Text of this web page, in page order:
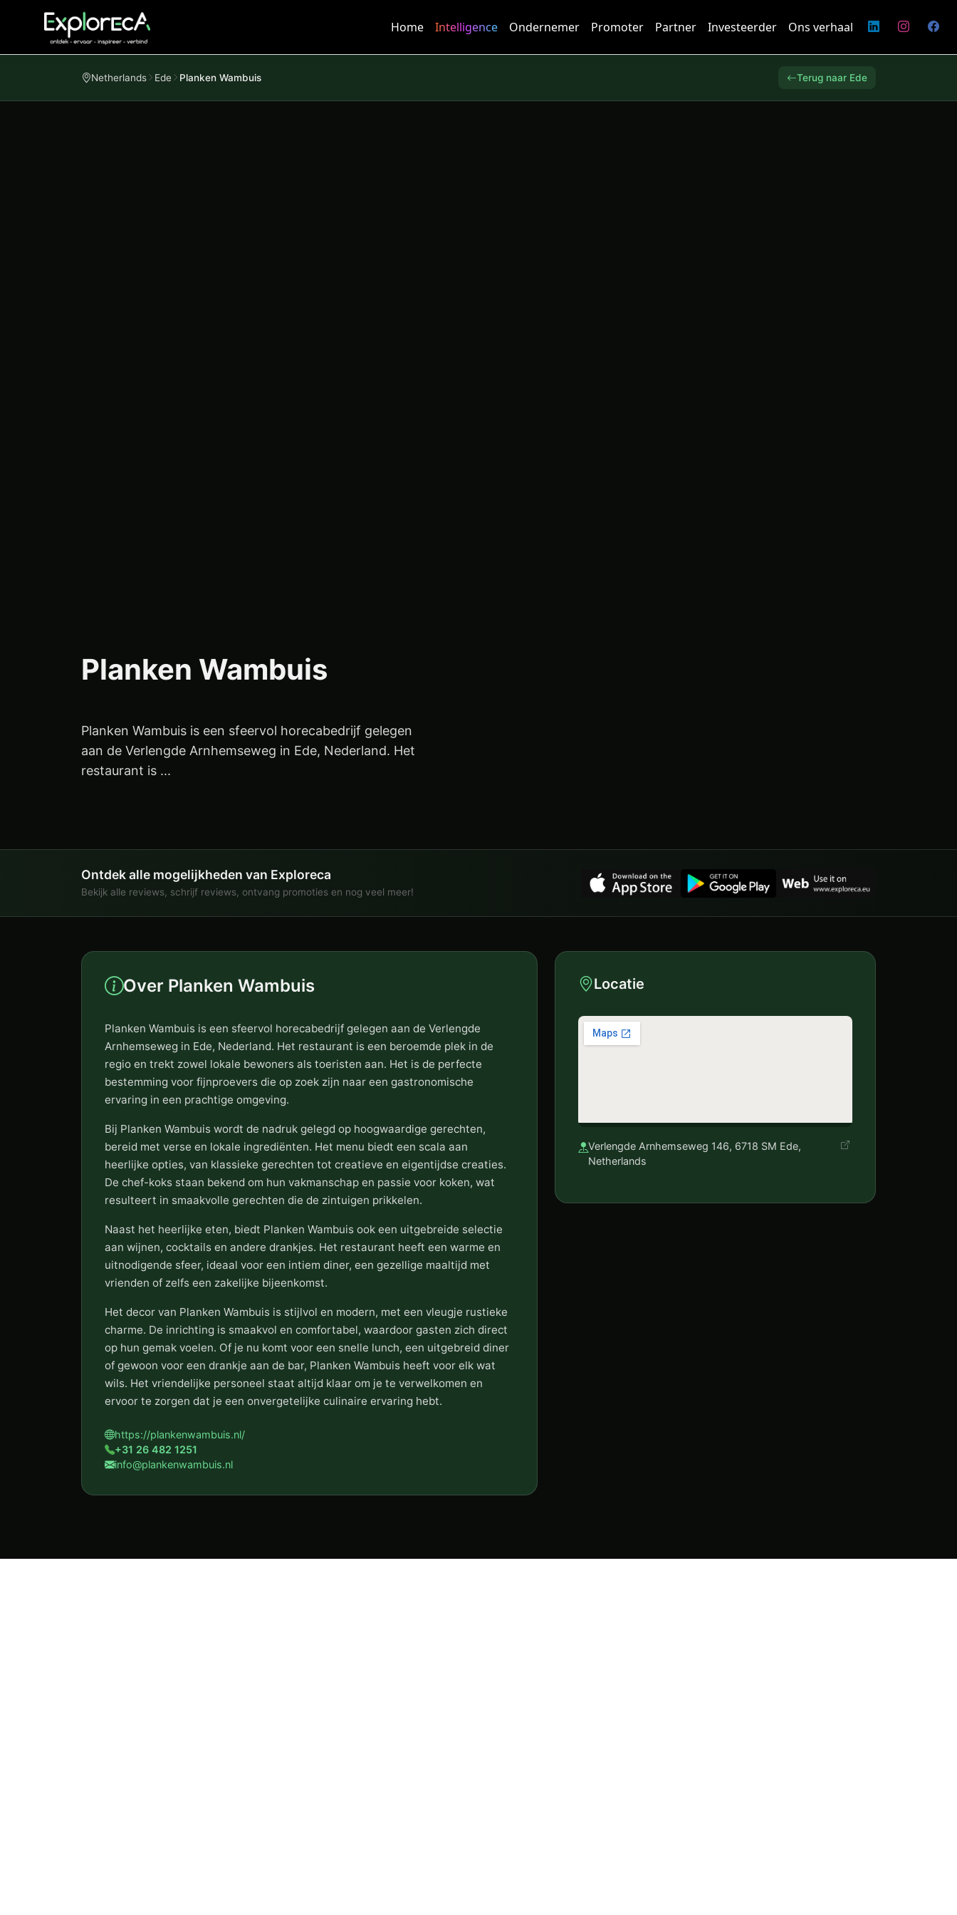
Home Intelligence Ondernemer Promoter Partner Investeerder Ons verhaal
Netherlands Ede Planken Wambuis Terug naar Ede
Planken Wambuis
Planken Wambuis is een sfeervol horecabedrijf gelegen
aan de Verlengde Arnhemseweg in Ede, Nederland. Het
restaurant is ...
Ontdek alle mogelijkheden van Exploreca
Bekijk alle reviews, schrijf reviews, ontvang promoties en nog veel meer!
Over Planken Wambuis
Planken Wambuis is een sfeervol horecabedrijf gelegen aan de Verlengde
Arnhemseweg in Ede, Nederland. Het restaurant is een beroemde plek in de
regio en trekt zowel lokale bewoners als toeristen aan. Het is de perfecte
bestemming voor fijnproevers die op zoek zijn naar een gastronomische
ervaring in een prachtige omgeving.
Bij Planken Wambuis wordt de nadruk gelegd op hoogwaardige gerechten,
bereid met verse en lokale ingrediënten. Het menu biedt een scala aan
heerlijke opties, van klassieke gerechten tot creatieve en eigentijdse creaties.
De chef-koks staan bekend om hun vakmanschap en passie voor koken, wat
resulteert in smaakvolle gerechten die de zintuigen prikkelen.
Naast het heerlijke eten, biedt Planken Wambuis ook een uitgebreide selectie
aan wijnen, cocktails en andere drankjes. Het restaurant heeft een warme en
uitnodigende sfeer, ideaal voor een intiem diner, een gezellige maaltijd met
vrienden of zelfs een zakelijke bijeenkomst.
Het decor van Planken Wambuis is stijlvol en modern, met een vleugje rustieke
charme. De inrichting is smaakvol en comfortabel, waardoor gasten zich direct
op hun gemak voelen. Of je nu komt voor een snelle lunch, een uitgebreid diner
of gewoon voor een drankje aan de bar, Planken Wambuis heeft voor elk wat
wils. Het vriendelijke personeel staat altijd klaar om je te verwelkomen en
ervoor te zorgen dat je een onvergetelijke culinaire ervaring hebt.
https://plankenwambuis.nl/
+31 26 482 1251
info@plankenwambuis.nl
Locatie
Verlengde Arnhemseweg 146, 6718 SM Ede,
Netherlands